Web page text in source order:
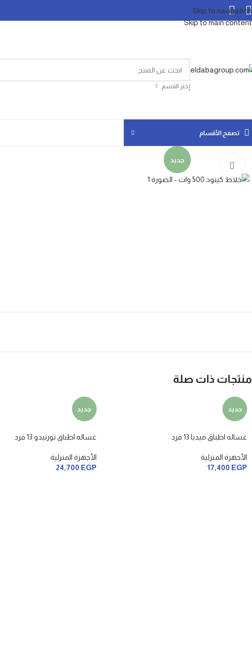
Skip to navigation
Skip to main content
إختر القسم
تصفح الأقسام
جديد
Click to enlarge
منتجات ذات صلة
جديد
غساله اطباق ميديا 13 فرد
الأجهزة المنزلية
17,400 EGP
جديد
غساله اطباق تورنيدو 13 فرد
الأجهزة المنزلية
24,700 EGP